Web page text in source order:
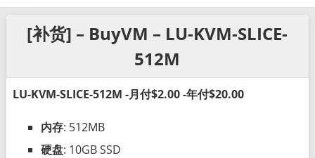
[补货] – BuyVM – LU-KVM-SLICE-
512M
LU-KVM-SLICE-512M -月付$2.00 -年付$20.00
内存: 512MB
硬盘: 10GB SSD